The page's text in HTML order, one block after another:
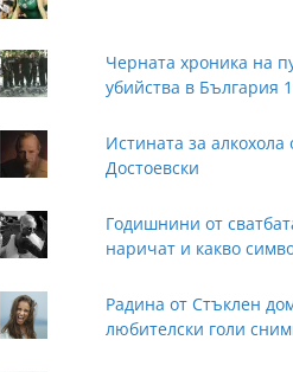
Черната хроника на
убийства в България
Истината за алкохола
Достоевски
Годишнини от
наричат и какво
Радина от Стъклен
любителски голи